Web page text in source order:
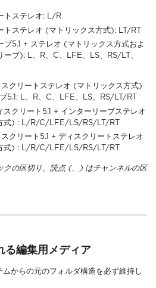
トステレオ: L/R
トステレオ (マトリックス方式): LT/RT
ブ5.1 + ステレオ (マトリックス方式およ
ーブ): L、R、C、LFE、LS、RS/LT、
クリートステレオ (マトリックス方式)
5.1: L、R、C、LFE、LS、RS/LT/RT
スクリート5.1 + インターリーブステレオ
式) : L/R/C/LFE/LS/RS/LT/RT
クリート5.1 + ディスクリートステレオ
式) : L/R/C/LFE/LS/RS/LT/RT
の区切り、読点 (、) はチャンネルの区
る編集用メディア
からの元のフォルダ構造を必ず維持し